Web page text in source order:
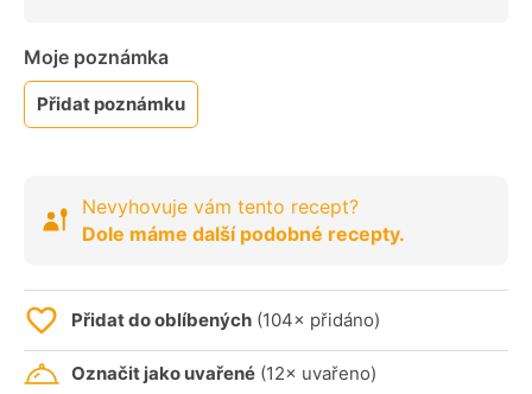
Moje poznámka
Přidat poznámku
Nevyhovuje vám tento recept?
Dole máme další podobné recepty.
Přidat do oblíbených (104× přidáno)
Označit jako uvařené (12× uvařeno)